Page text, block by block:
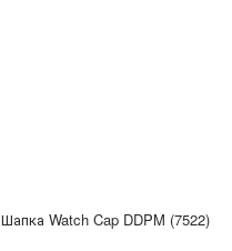
Шапка Watch Cap DDPM (7522)